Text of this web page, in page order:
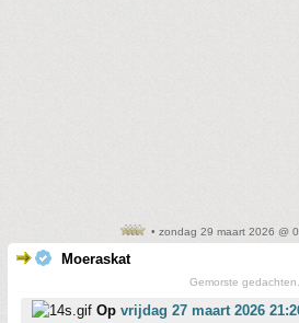
• zondag 29 maart 2026 @
Moeraskat
Gemorste gedachten.
Op vrijdag 27 maart 2026